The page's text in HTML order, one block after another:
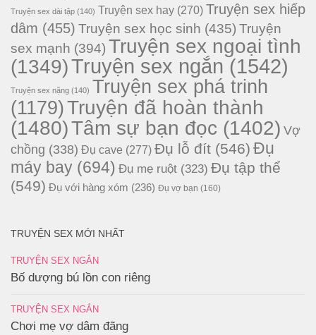
Truyện sex dài tập (140) Truyện sex hay (270) Truyện sex hiếp
dâm (455) Truyện sex học sinh (435) Truyện
sex mạnh (394) Truyện sex ngoại tình
(1349)Truyện sex ngắn (1542)
Truyện sex nặng (140) Truyện sex phá trinh
(1179)Truyện đã hoàn thành
(1480)Tâm sự bạn đọc (1402) Vợ
chồng (338) Đụ cave (277) Đụ lỗ đít (546) Đụ
máy bay (694) Đụ mẹ ruột (323) Đụ tập thể
(549) Đụ với hàng xóm (236) Đụ vợ bạn (160)
TRUYỆN SEX MỚI NHẤT
TRUYỆN SEX NGẮN
Bố dượng bú lồn con riêng
TRUYỆN SEX NGẮN
Chơi mẹ vợ dâm đãng